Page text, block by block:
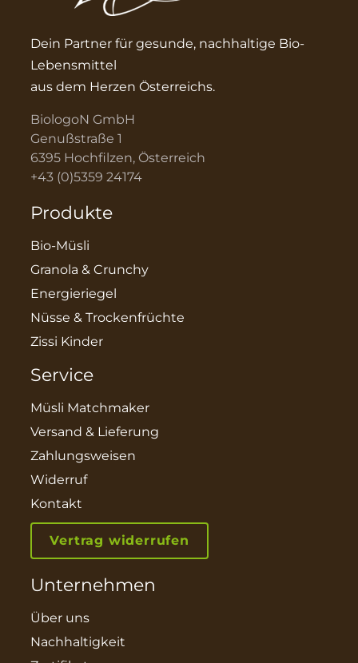
Dein Partner für gesunde, nachhaltige Bio-
Lebensmittel
aus dem Herzen Österreichs.
BiologoN GmbH
Genußstraße 1
6395 Hochfilzen, Österreich
+43 (0)5359 24174
Produkte
Bio-Müsli
Granola & Crunchy
Energieriegel
Nüsse & Trockenfrüchte
Zissi Kinder
Service
Müsli Matchmaker
Versand & Lieferung
Zahlungsweisen
Widerruf
Kontakt
Vertrag widerrufen
Unternehmen
Über uns
Nachhaltigkeit